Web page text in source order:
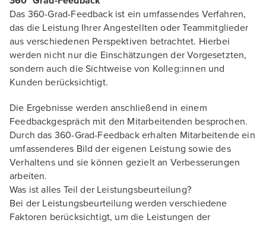
Das 360-Grad-Feedback ist ein umfassendes Verfahren,
das die Leistung Ihrer Angestellten oder Teammitglieder
aus verschiedenen Perspektiven betrachtet. Hierbei
werden nicht nur die Einschätzungen der Vorgesetzten,
sondern auch die Sichtweise von Kolleg:innen und
Kunden berücksichtigt.
Die Ergebnisse werden anschließend in einem
Feedbackgespräch mit den Mitarbeitenden besprochen.
Durch das 360-Grad-Feedback erhalten Mitarbeitende ein
umfassenderes Bild der eigenen Leistung sowie des
Verhaltens und sie können gezielt an Verbesserungen
arbeiten.
Was ist alles Teil der Leistungsbeurteilung?
Bei der Leistungsbeurteilung werden verschiedene
Faktoren berücksichtigt, um die Leistungen der